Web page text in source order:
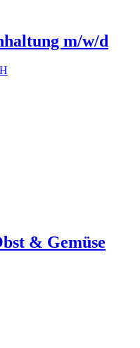
m/w/d
& Gemüse